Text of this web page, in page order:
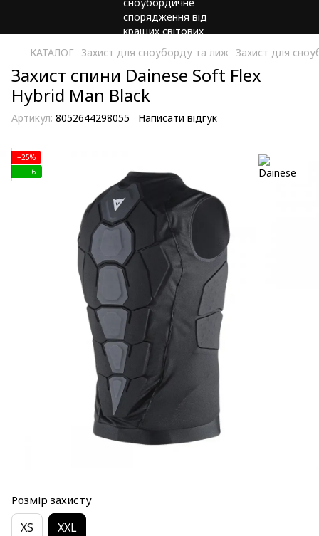
КАТАЛОГ Захист для сноуборду та лиж Захист для
Захист спини Dainese Soft Flex
Hybrid Man Black
Артикул: 8052644298055 Написати відгук
−25%
6
Розмір захисту
XS XXL